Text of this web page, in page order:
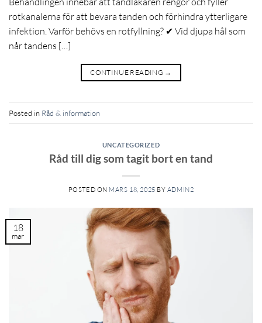
rotkanalerna för att bevara tanden och förhindra ytterligare
infektion. Varför behövs en rotfyllning? ✔ Vid djupa hål som
når tandens […]
CONTINUE READING →
Posted in Råd & information
UNCATEGORIZED
Råd till dig som tagit bort en tand
POSTED ON MARS 18, 2025 BY ADMIN2
18
mar